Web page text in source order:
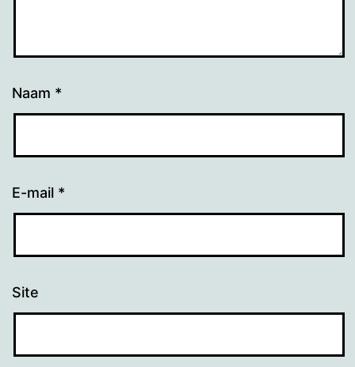
Naam *
E-mail *
Site